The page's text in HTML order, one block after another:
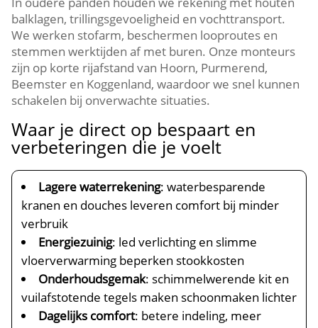
balklagen, trillingsgevoeligheid en vochttransport.​
We werken stofarm, beschermen looproutes en
stemmen werktijden af met buren.​ Onze monteurs
zijn op korte rijafstand van Hoorn, Purmerend,
Beemster en Koggenland, waardoor we snel kunnen
schakelen bij onverwachte situaties.​
Waar je direct op bespaart en
verbeteringen die je voelt
Lagere waterrekening: waterbesparende
kranen en douches leveren comfort bij minder
verbruik
Energiezuinig: led verlichting en slimme
vloerverwarming beperken stookkosten
Onderhoudsgemak: schimmelwerende kit en
vuilafstotende tegels maken schoonmaken lichter
Dagelijks comfort: betere indeling, meer